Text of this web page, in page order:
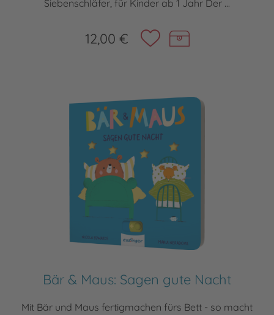
Siebenschläfer, für Kinder ab 1 Jahr Der ...
12,00 €
Bär & Maus: Sagen gute Nacht
Mit Bär und Maus fertigmachen fürs Bett - so macht